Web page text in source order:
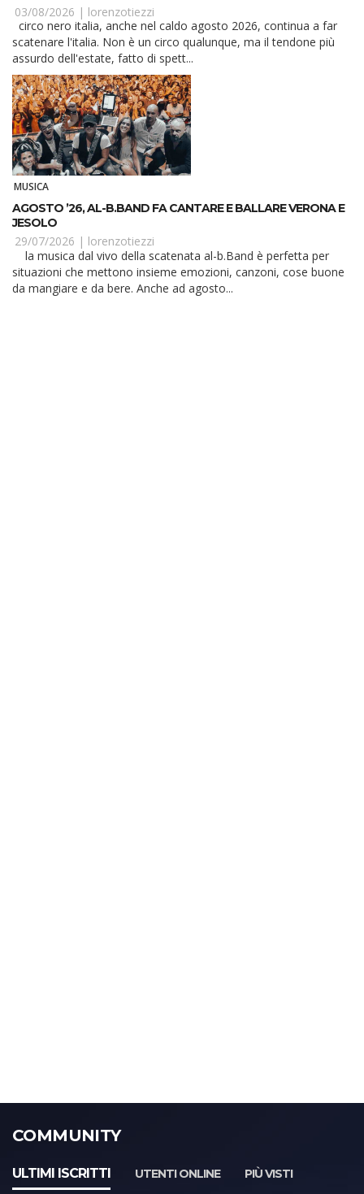
03/08/2026 | lorenzotiezzi
scatenare l'italia. Non è un circo qualunque, ma il tendone più
assurdo dell'estate, fatto di spett...
MUSICA
AGOSTO ’26, AL-B.BAND FA CANTARE E BALLARE VERONA E
JESOLO
29/07/2026 | lorenzotiezzi
situazioni che mettono insieme emozioni, canzoni, cose buone
da mangiare e da bere. Anche ad agosto...
COMMUNITY
ULTIMI ISCRITTI UTENTI ONLINE
PIÙ VISTI